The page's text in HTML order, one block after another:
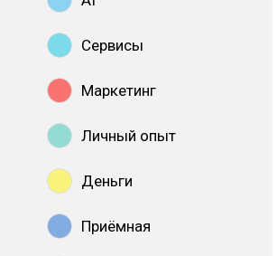
Сервисы
Маркетинг
Личный опыт
Деньги
Приёмная